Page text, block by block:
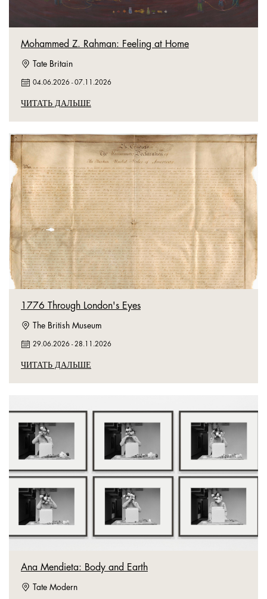
Mohammed Z. Rahman: Feeling at Home
Tate Britain
04.06.2026 -07.11.2026
ЧИТАТЬ ДАЛЬШЕ
1776 Through London's Eyes
The British Museum
29.06.2026 -28.11.2026
ЧИТАТЬ ДАЛЬШЕ
Ana Mendieta: Body and Earth
Tate Modern